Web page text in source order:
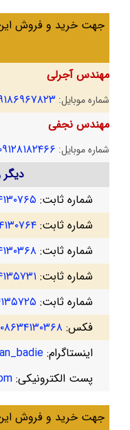
جهت خرید و فروش این
مهندس آجرلی
شماره موبایل:
مهندس نجفی
شماره موبایل:
دیگر
شماره ثابت:
شماره ثابت:
شماره ثابت:
شماره ثابت:
شماره ثابت:
فکس: ۰۸۶۳۴۱۳۰۳۶۸
اینستاگرام:
پست الکترونیکی:
جهت خرید و فروش این